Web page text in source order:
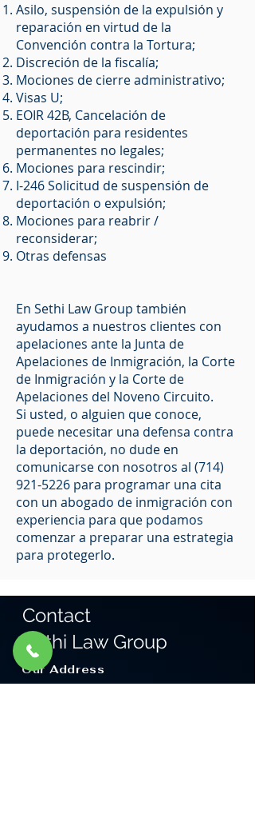
Asilo, suspensión de la expulsión y
reparación en virtud de la
Convención contra la Tortura;
Discreción de la fiscalía;
Mociones de cierre administrativo;
Visas U;
EOIR 42B, Cancelación de
deportación para residentes
permanentes no legales;
Mociones para rescindir;
I-246 Solicitud de suspensión de
deportación o expulsión;
Mociones para reabrir /
reconsiderar;
Otras defensas
En Sethi Law Group también
ayudamos a nuestros clientes con
apelaciones ante la Junta de
Apelaciones de Inmigración, la Corte
de Inmigración y la Corte de
Apelaciones del Noveno Circuito.
Si usted, o alguien que conoce,
puede necesitar una defensa contra
la deportación, no dude en
comunicarse con nosotros al (714)
921-5226 para programar una cita
con un abogado de inmigración con
experiencia para que podamos
comenzar a preparar una estrategia
para protegerlo.
Contact
Sethi Law Group
Our Address